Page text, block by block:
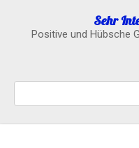
content
Sehr
Positive und Hübsche